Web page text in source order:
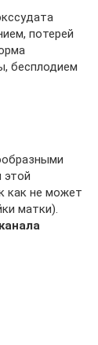
потерей
бесплодием
этой
как не может
матки).